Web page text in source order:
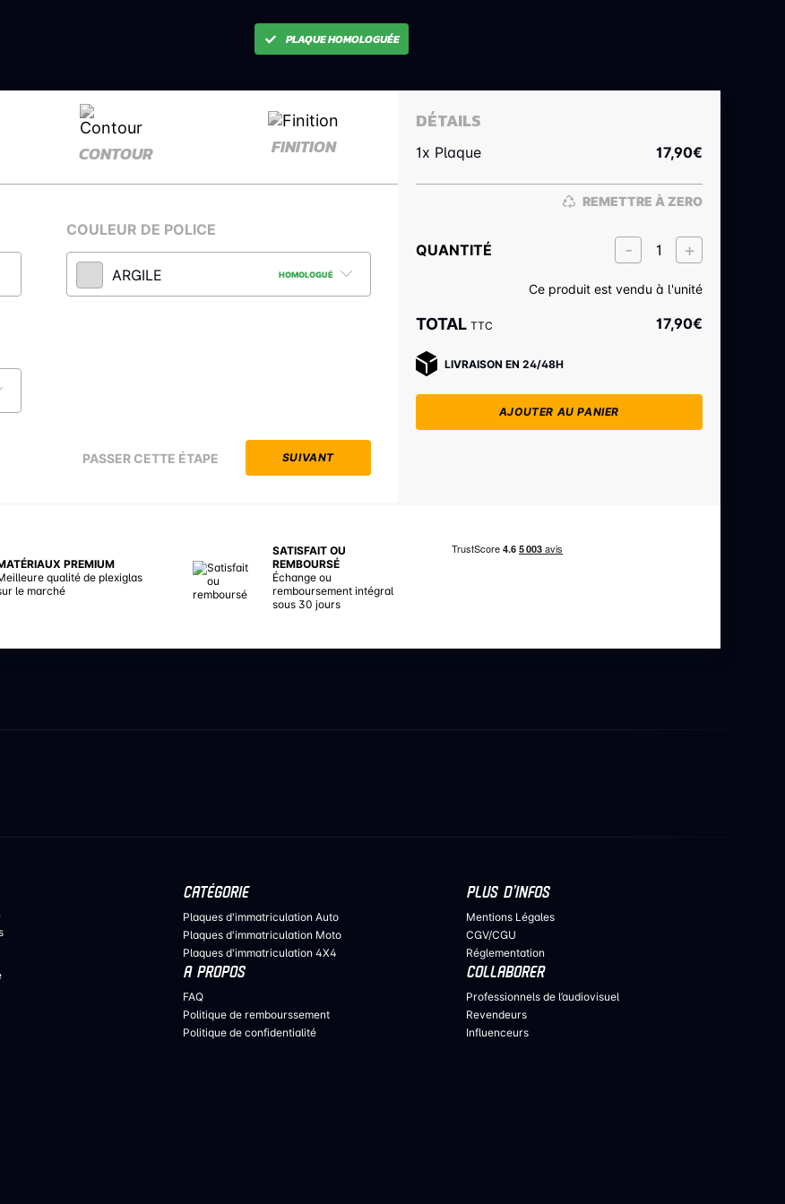
PLAQUE HOMOLOGUÉE
CONTOUR FINITION
COULEUR DE POLICE
ARGILE HOMOLOGUÉ
PASSER CETTE ÉTAPE SUIVANT
DÉTAILS
1x Plaque 17,90€
REMETTRE À ZERO
QUANTITÉ
Ce produit est vendu à l'unité
TOTAL TTC 17,90€
LIVRAISON EN 24/48H
AJOUTER AU PANIER
PREMIUM
qualité de plexiglas
le marché
SATISFAIT OU
REMBOURSÉ
Échange ou
remboursement intégral
sous 30 jours
CATÉGORIE
Plaques d'immatriculation Auto
Plaques d'immatriculation Moto
Plaques d'immatriculation 4X4
PLUS D’INFOS
Mentions Légales
CGV/CGU
Réglementation
A PROPOS
FAQ
Politique de rembourssement
Politique de confidentialité
COLLABORER
Professionnels de l’audiovisuel
Revendeurs
Influenceurs